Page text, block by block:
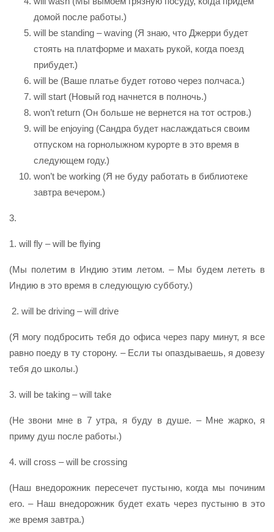
домой после работы.)
will be standing – waving (Я знаю, что Джерри будет
стоять на платформе и махать рукой, когда поезд
прибудет.)
will be (Ваше платье будет готово через полчаса.)
will start (Новый год начнется в полночь.)
won’t return (Он больше не вернется на тот остров.)
will be enjoying (Сандра будет наслаждаться своим
отпуском на горнолыжном курорте в это время в
следующем году.)
won’t be working (Я не буду работать в библиотеке
завтра вечером.)
3.
1. will fly – will be flying
(Мы полетим в Индию этим летом. – Мы будем лететь в
Индию в это время в следующую субботу.)
2. will be driving – will drive
(Я могу подбросить тебя до офиса через пару минут, я все
равно поеду в ту сторону. – Если ты опаздываешь, я довезу
тебя до школы.)
3. will be taking – will take
(Не звони мне в 7 утра, я буду в душе. – Мне жарко, я
приму душ после работы.)
4. will cross – will be crossing
(Наш внедорожник пересечет пустыню, когда мы починим
его. – Наш внедорожник будет ехать через пустыню в это
же время завтра.)